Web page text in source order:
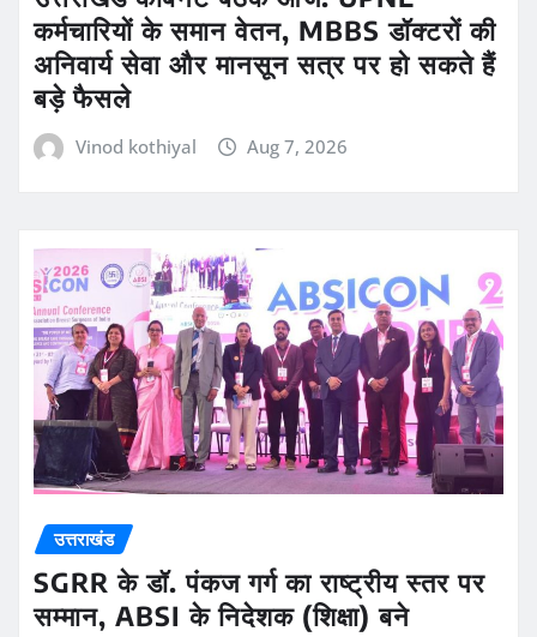
कर्मचारियों के समान वेतन, MBBS डॉक्टरों की
अनिवार्य सेवा और मानसून सत्र पर हो सकते हैं
बड़े फैसले
Vinod kothiyal Aug 7, 2026
उत्तराखंड
SGRR के डॉ. पंकज गर्ग का राष्ट्रीय स्तर पर
सम्मान, ABSI के निदेशक (शिक्षा) बने